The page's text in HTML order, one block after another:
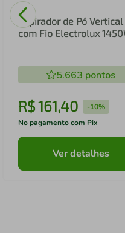
Aspirador de Pó Vertical
com Fio Electrolux
5.663 pontos
R$161,40 -10%
No pagamento com Pix
Ver detalhes